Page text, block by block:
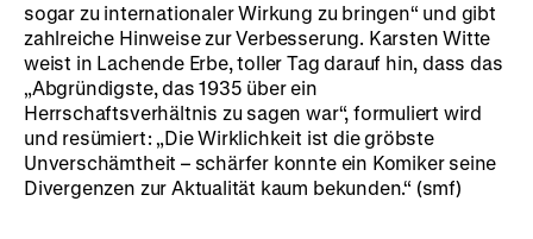
sogar zu internationaler Wirkung zu bringen“ und gibt
zahlreiche Hinweise zur Verbesserung. Karsten Witte
weist in Lachende Erbe, toller Tag darauf hin, dass das
„Abgründigste, das 1935 über ein
Herrschaftsverhältnis zu sagen war“, formuliert wird
und resümiert: „Die Wirklichkeit ist die gröbste
Unverschämtheit – schärfer konnte ein Komiker seine
Divergenzen zur Aktualität kaum bekunden.“ (smf)